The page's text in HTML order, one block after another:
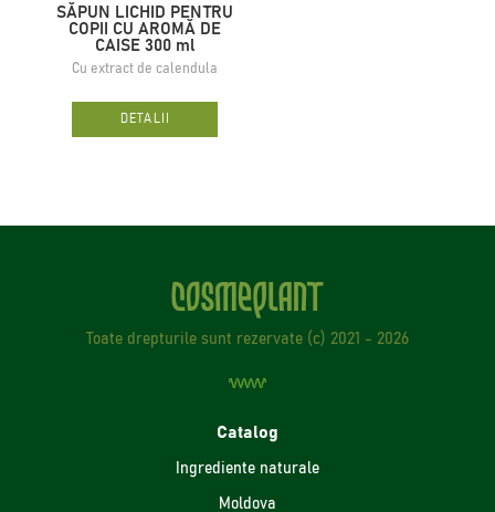
SĂPUN LICHID PENTRU
COPII CU AROMĂ DE
CAISE 300 ml
Cu extract de calendula
DETALII
Toate drepturile sunt rezervate (с) 2021 - 2026
Catalog
Ingrediente naturale
Moldova